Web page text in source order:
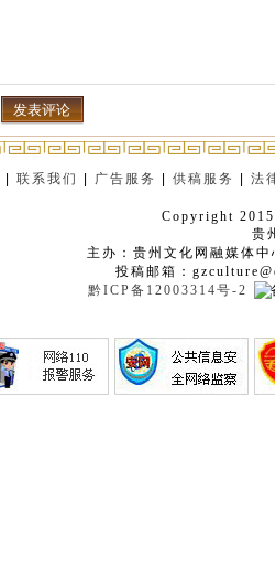
|联系我们 广告服务 |供稿服务 |法
Copyright
贵
主办：贵州文化网融媒体
投稿邮箱：
黔ICP备12003314号-2